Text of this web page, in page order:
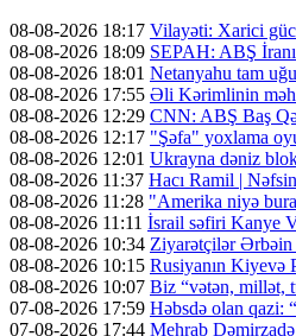
08-08-2026 18:17 Vilayəti: Xarici
08-08-2026 18:09 SEPAH: ABŞ
08-08-2026 18:01 Netanyahu tam
08-08-2026 17:55 Əli Kərimlinin
08-08-2026 12:29 CNN: ABŞ Baş
08-08-2026 12:17 "Şəfa" yoxlama
08-08-2026 12:01 Ukrayna dəniz
08-08-2026 11:37 Hacı Ramil |
08-08-2026 11:28 "Amerika niyə
08-08-2026 11:11 İsrail səfiri Kanye
08-08-2026 10:34 Ziyarətçilər Ərbəin
08-08-2026 10:15 Rusiyanın Kiyevə
08-08-2026 10:07 Biz “vətən, millət,
07-08-2026 17:59 Həbsdə olan qazi:
07-08-2026 17:44 Mehrab